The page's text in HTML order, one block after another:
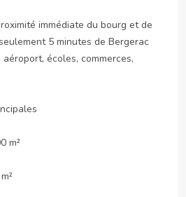
immédiate du bourg et de
5 minutes de Bergerac
écoles, commerces,
m²